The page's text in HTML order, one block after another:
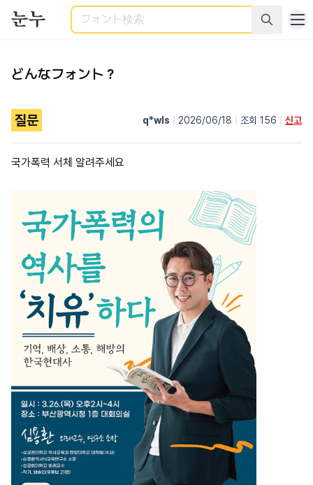
検索
どんなフォント？
질문 q*wls 2026/06/18 조회 156 신고
국가폭력 서체 알려주세요